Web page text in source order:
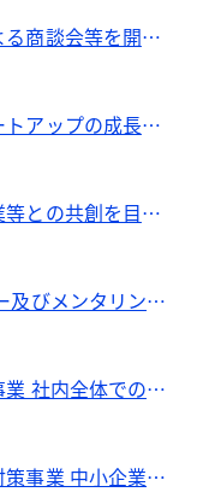
商談会等を開催
アップの成長を
との共創を目指
及びメンタリング
社内全体でのサ
事業 中小企業の